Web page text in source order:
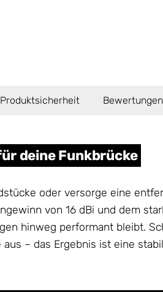
deine Funkbrücke
oder versorge eine
von 16 dBi und dem
hinweg performant bleibt.
– das Ergebnis ist eine